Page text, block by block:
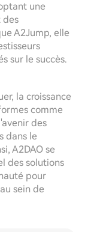
une
des
A2Jump, elle
sur le succès.
la croissance
comme
des
dans le
A2DAO se
des solutions
pour
sein de